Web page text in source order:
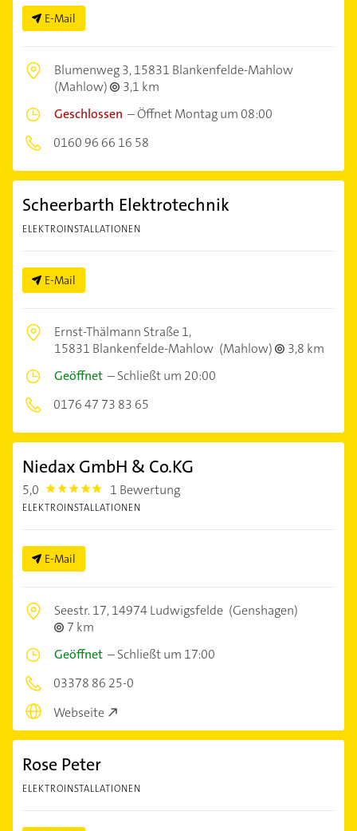
E-Mail
Blumenweg 3,15831 Blankenfelde-Mahlow
(Mahlow)
3,1 km
Geschlossen –Öffnet Montag um 08:00
0160 96 66 16 58
Scheerbarth Elektrotechnik
ELEKTROINSTALLATIONEN
E-Mail
Ernst-Thälmann Straße 1,
15831 Blankenfelde-Mahlow (Mahlow)
3,8 km
Geöffnet –Schließt um 20:00
0176 47 73 83 65
Niedax GmbH & Co.KG
5,0 5.0 1 Bewertung
ELEKTROINSTALLATIONEN
E-Mail
Seestr. 17,14974 Ludwigsfelde (Genshagen)
7 km
Geöffnet –Schließt um 17:00
03378 86 25-0
Webseite
Rose Peter
ELEKTROINSTALLATIONEN